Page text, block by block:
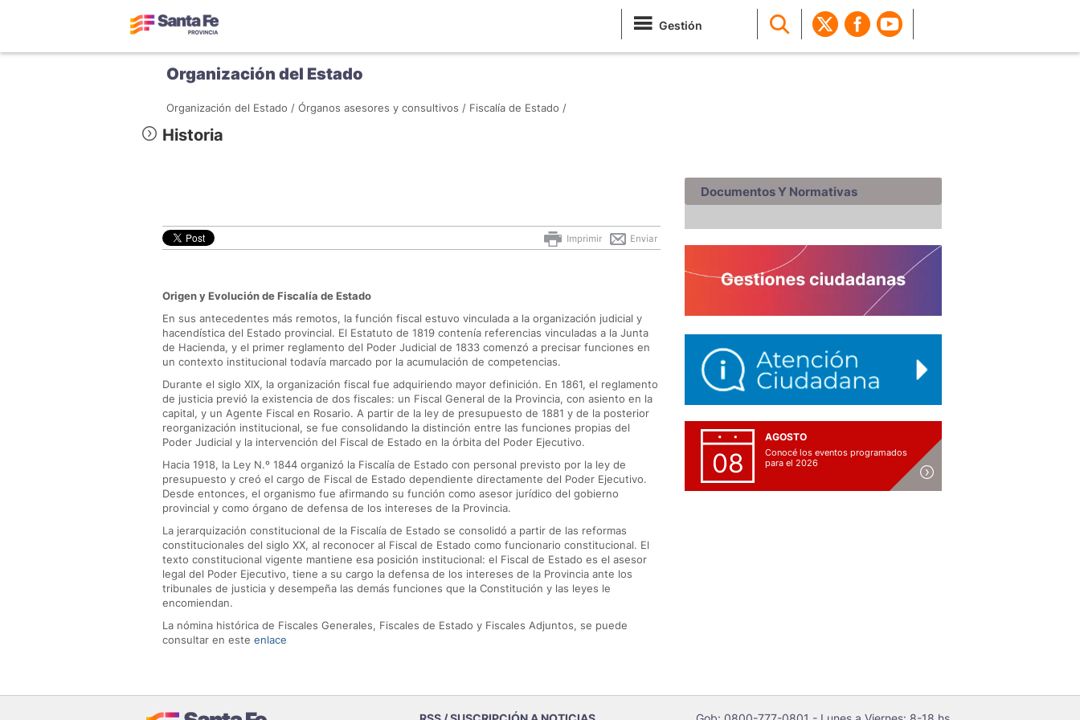
Gestión
Organización del Estado
Organización del Estado / Órganos asesores y consultivos / Fiscalía de Estado /
Historia
Enviar
Imprimir
Origen y Evolución de Fiscalía de Estado
En sus antecedentes más remotos, la función fiscal estuvo vinculada a la organización judicial y
hacendística del Estado provincial. El Estatuto de 1819 contenía referencias vinculadas a la Junta
de Hacienda, y el primer reglamento del Poder Judicial de 1833 comenzó a precisar funciones en
un contexto institucional todavía marcado por la acumulación de competencias.
Durante el siglo XIX, la organización fiscal fue adquiriendo mayor definición. En 1861, el reglamento
de justicia previó la existencia de dos fiscales: un Fiscal General de la Provincia, con asiento en la
capital, y un Agente Fiscal en Rosario. A partir de la ley de presupuesto de 1881 y de la posterior
reorganización institucional, se fue consolidando la distinción entre las funciones propias del
Poder Judicial y la intervención del Fiscal de Estado en la órbita del Poder Ejecutivo.
Hacia 1918, la Ley N.º 1844 organizó la Fiscalía de Estado con personal previsto por la ley de
presupuesto y creó el cargo de Fiscal de Estado dependiente directamente del Poder Ejecutivo.
Desde entonces, el organismo fue afirmando su función como asesor jurídico del gobierno
provincial y como órgano de defensa de los intereses de la Provincia.
La jerarquización constitucional de la Fiscalía de Estado se consolidó a partir de las reformas
constitucionales del siglo XX, al reconocer al Fiscal de Estado como funcionario constitucional. El
texto constitucional vigente mantiene esa posición institucional: el Fiscal de Estado es el asesor
legal del Poder Ejecutivo, tiene a su cargo la defensa de los intereses de la Provincia ante los
tribunales de justicia y desempeña las demás funciones que la Constitución y las leyes le
encomiendan.
La nómina histórica de Fiscales Generales, Fiscales de Estado y Fiscales Adjuntos, se puede
consultar en este enlace
Documentos Y Normativas
08
AGOSTO
Conocé los eventos programados
para el 2026